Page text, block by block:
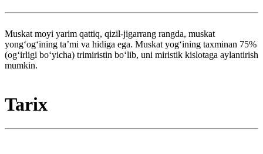
Muskat moyi yarim qattiq, qizil-jigarrang rangda, muskat
yongʻogʻining taʼmi va hidiga ega. Muskat yogʻining taxminan 75%
(ogʻirligi boʻyicha) trimiristin boʻlib, uni miristik kislotaga aylantirish
mumkin.
Tarix